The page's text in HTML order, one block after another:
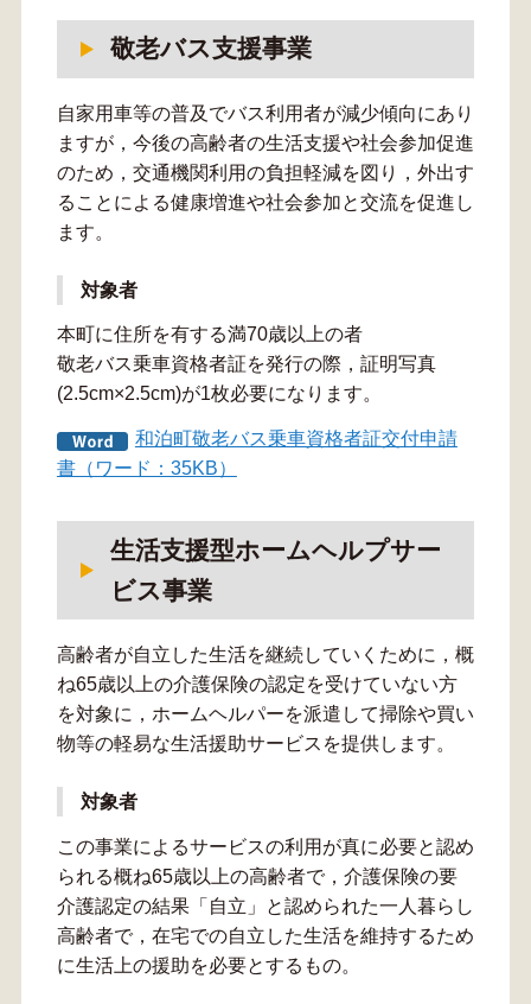
敬老バス支援事業
自家用車等の普及でバス利用者が減少傾向にあり
ますが，今後の高齢者の生活支援や社会参加促進
のため，交通機関利用の負担軽減を図り，外出す
ることによる健康増進や社会参加と交流を促進し
ます。
対象者
本町に住所を有する満70歳以上の者
敬老バス乗車資格者証を発行の際，証明写真
(2.5cm×2.5cm)が1枚必要になります。
和泊町敬老バス乗車資格者証交付申請
書（ワード：35KB）
生活支援型ホームヘルプサー
ビス事業
高齢者が自立した生活を継続していくために，概
ね65歳以上の介護保険の認定を受けていない方
を対象に，ホームヘルパーを派遣して掃除や買い
物等の軽易な生活援助サービスを提供します。
対象者
この事業によるサービスの利用が真に必要と認め
られる概ね65歳以上の高齢者で，介護保険の要
介護認定の結果「自立」と認められた一人暮らし
高齢者で，在宅での自立した生活を維持するため
に生活上の援助を必要とするもの。